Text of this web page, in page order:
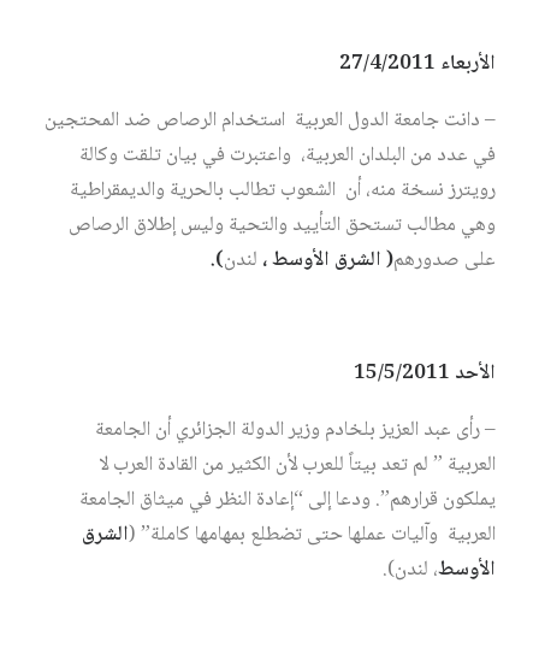
الأربعاء 27/4/2011
– دانت جامعة الدول العربية استخدام الرصاص ضد المحتجين
في عدد من البلدان العربية، واعتبرت في بيان تلقت وكالة
رويترز نسخة منه، أن الشعوب تطالب بالحرية والديمقراطية
وهي مطالب تستحق التأييد والتحية وليس إطلاق الرصاص
على صدورهم( الشرق الأوسط ، لندن).
الأحد 15/5/2011
– رأى عبد العزيز بلخادم وزير الدولة الجزائري أن الجامعة
العربية ” لم تعد بيتاً للعرب لأن الكثير من القادة العرب لا
يملكون قرارهم”. ودعا إلى “إعادة النظر في ميثاق الجامعة
العربية وآليات عملها حتى تضطلع بمهامها كاملة” (الشرق
الأوسط، لندن).